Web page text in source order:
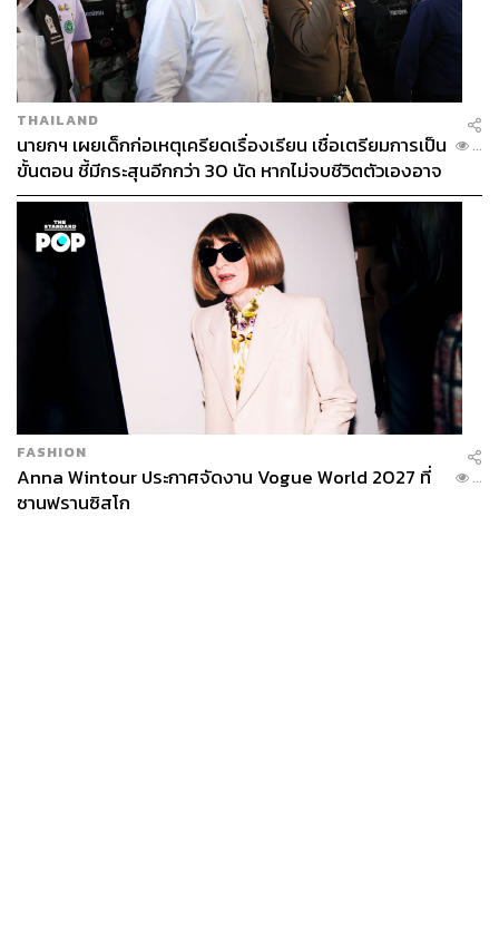
THAILAND
นายกฯ เผยเด็กก่อเหตุเครียดเรื่องเรียน เชื่อเตรียมการเป็น
ขั้นตอน ชี้มีกระสุนอีกกว่า 30 นัด หากไม่จบชีวิตตัวเองอาจ
สูญเสียเพิ่ม
...
FASHION
Anna Wintour ประกาศจัดงาน Vogue World 2027 ที่
ซานฟรานซิสโก
...